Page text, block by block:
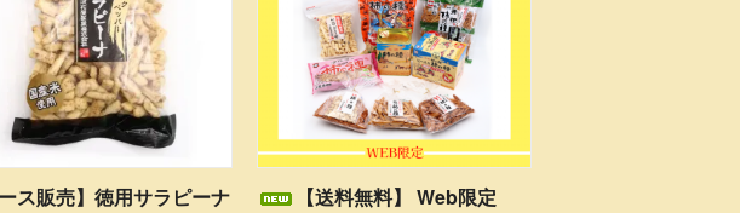
ース販売】徳用サラピーナ
【送料無料】 Web限定